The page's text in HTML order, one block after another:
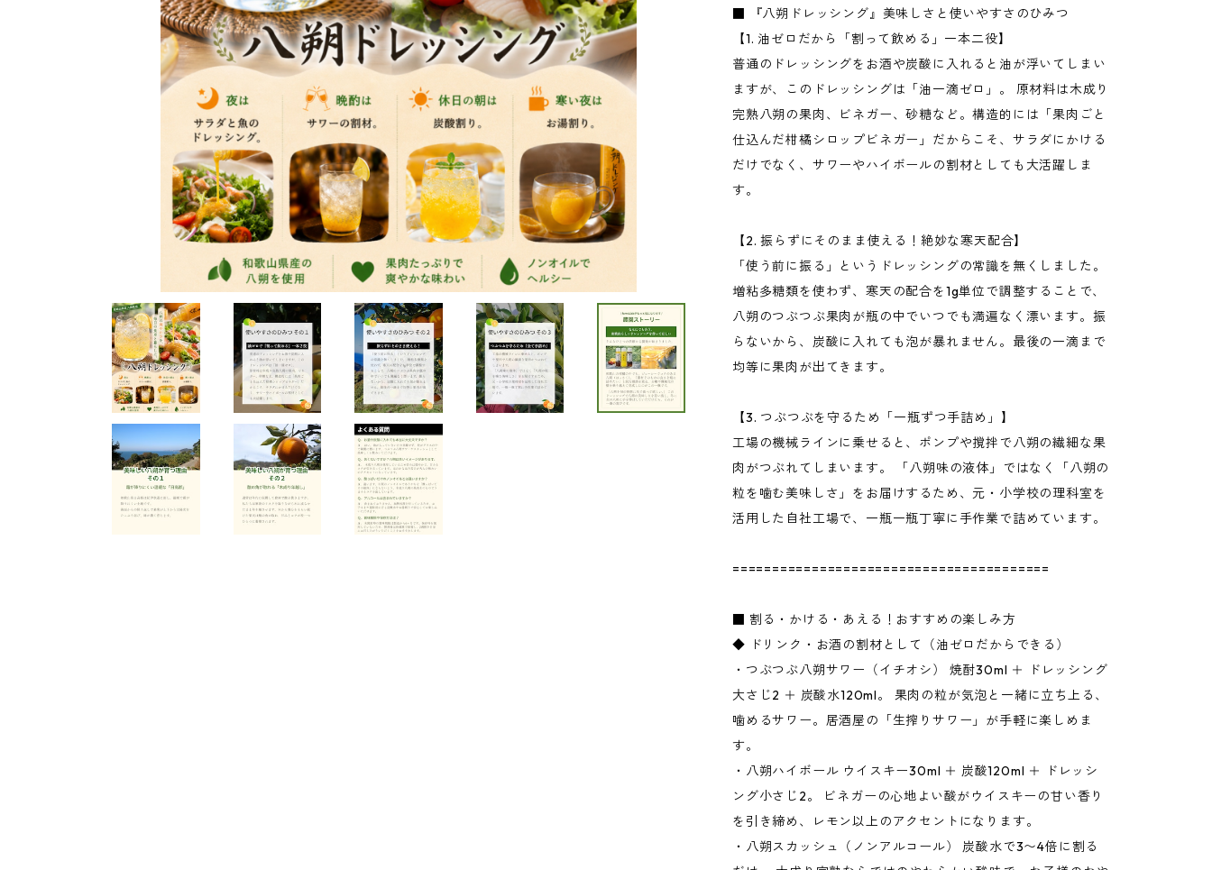
■ 『八朔ドレッシング』美味しさと使いやすさのひみつ
【1. 油ゼロだから「割って飲める」一本二役】
普通のドレッシングをお酒や炭酸に入れると油が浮いてしまい
ますが、このドレッシングは「油一滴ゼロ」。 原材料は木成り
完熟八朔の果肉、ビネガー、砂糖など。構造的には「果肉ごと
仕込んだ柑橘シロップビネガー」だからこそ、サラダにかける
だけでなく、サワーやハイボールの割材としても大活躍しま
す。
【2. 振らずにそのまま使える！絶妙な寒天配合】
「使う前に振る」というドレッシングの常識を無くしました。
増粘多糖類を使わず、寒天の配合を1g単位で調整することで、
八朔のつぶつぶ果肉が瓶の中でいつでも満遍なく漂います。振
らないから、炭酸に入れても泡が暴れません。最後の一滴まで
均等に果肉が出てきます。
【3. つぶつぶを守るため「一瓶ずつ手詰め」】
工場の機械ラインに乗せると、ポンプや撹拌で八朔の繊細な果
肉がつぶれてしまいます。 「八朔味の液体」ではなく「八朔の
粒を噛む美味しさ」をお届けするため、元・小学校の理科室を
活用した自社工場で、一瓶一瓶丁寧に手作業で詰めています。
========================================
■ 割る・かける・あえる！おすすめの楽しみ方
◆ ドリンク・お酒の割材として（油ゼロだからできる）
・つぶつぶ八朔サワー（イチオシ） 焼酎30ml ＋ ドレッシング
大さじ2 ＋ 炭酸水120ml。 果肉の粒が気泡と一緒に立ち上る、
噛めるサワー。居酒屋の「生搾りサワー」が手軽に楽しめま
す。
・八朔ハイボール ウイスキー30ml ＋ 炭酸120ml ＋ ドレッシ
ング小さじ2。 ビネガーの心地よい酸がウイスキーの甘い香り
を引き締め、レモン以上のアクセントになります。
・八朔スカッシュ（ノンアルコール） 炭酸水で3〜4倍に割る